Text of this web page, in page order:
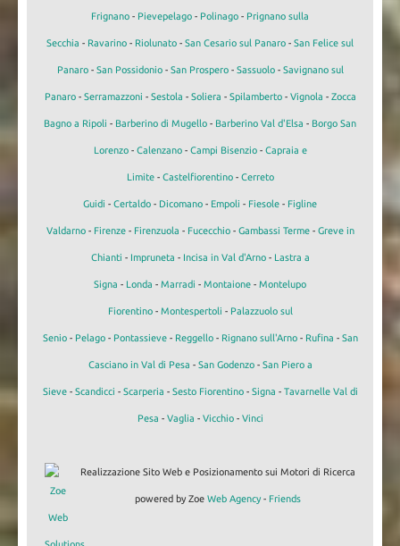
Frignano - Pievepelago - Polinago - Prignano sulla
Secchia - Ravarino - Riolunato - San Cesario sul Panaro - San Felice sul
Panaro- San Possidonio- San Prospero- Sassuolo- Savignano sul
Panaro- Serramazzoni - Sestola - Soliera - Spilamberto- Vignola - Zocca
Bagno a Ripoli - Barberino di Mugello - Barberino Val d'Elsa - Borgo San
Lorenzo- Calenzano- Campi Bisenzio- Capraia e
Limite- Castelfiorentino- Cerreto
Guidi - Certaldo - Dicomano - Empoli - Fiesole - Figline
Valdarno- Firenze- Firenzuola - Fucecchio- Gambassi Terme- Greve in
Chianti - Impruneta - Incisa in Val d'Arno- Lastra a
Signa - Londa - Marradi - Montaione - Montelupo
Fiorentino- Montespertoli - Palazzuolo sul
Senio- Pelago- Pontassieve- Reggello- Rignano sull'Arno- Rufina - San
Casciano in Val di Pesa - San Godenzo- San Piero a
Sieve- Scandicci - Scarperia - Sesto Fiorentino- Signa - Tavarnelle Val di
Pesa - Vaglia - Vicchio- Vinci
Realizzazione Sito Web e Posizionamento sui Motori di Ricerca
powered by Zoe Web Agency- Friends